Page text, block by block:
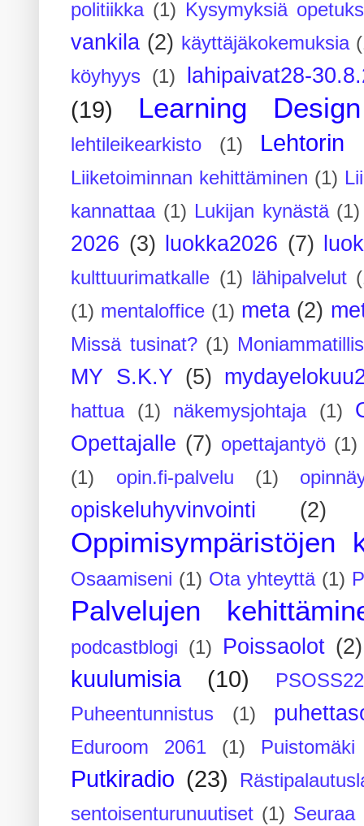
politiikka (1) Kysymyksiä
vankila (2) käyttäjäkokemuksia
köyhyys
(1) lahipaivat28-
(19) Learning Design
lehtileikearkisto (1) Lehtorin
Liiketoiminnan kehittäminen (1)
kannattaa (1) Lukijan kynästä (1)
2026 (3) luokka2026 (7)
kulttuurimatkalle (1) lähipalvelut
(1) mentaloffice (1) meta (2)
Missä tusinat? (1)
MY S.K.Y (5)
hattua (1) näkemysjohtaja (1)
Opettajalle (7) opettajantyö (1)
(1)
opin.fi-palvelu (1)
opiskeluhyvinvointi (2)
Oppimisympäristöjen
Osaamiseni (1) Ota yhteyttä (1)
Palvelujen
podcastblogi (1) Poissaolot (2)
kuulumisia (10)
Puheentunnistus
(1)
Eduroom 2061 (1)
Putkiradio (23)
sentoisenturunuutiset (1) Seuraa